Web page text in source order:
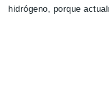
hidrógeno, porque